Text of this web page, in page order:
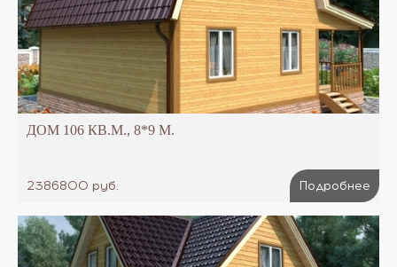
ДОМ 106 КВ.М., 8*9 М.
2386800 руб. Подробнее